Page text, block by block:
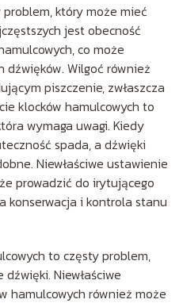
który może mieć
jest obecność
co może
Wilgoć również
piszczenie, zwłaszcza
klocków hamulcowych to
wymaga uwagi. Kiedy
spada, a dźwięki
Niewłaściwe ustawienie
prowadzić do irytującego
konserwacja i kontrola stanu
to częsty problem,
Niewłaściwe
hamulcowych również może